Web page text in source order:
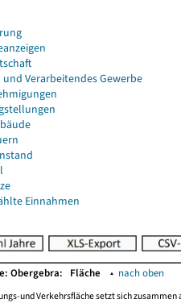
und Verarbeitendes Gewerbe
Einnahmen
Obergebra: Fläche ▴ nach oben
und Verkehrsfläche setzt sich